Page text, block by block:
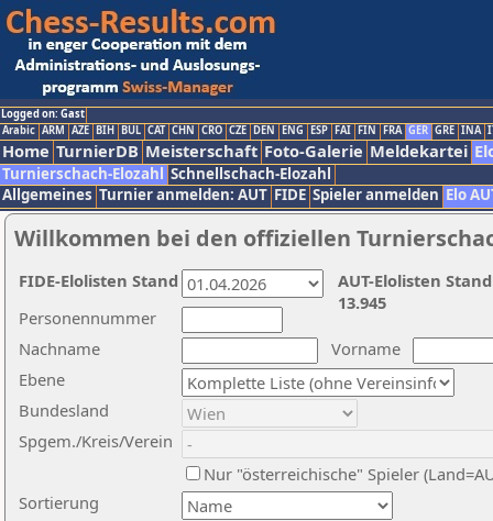
Logged on: Gast
Arabic ARM AZE BIH BUL CAT CHN CRO CZE DEN ENG ESP FAI FIN FRA GER GRE INA
Home TurnierDB Meisterschaft Foto-Galerie Meldekartei
Turnierschach-Elozahl Schnellschach-Elozahl
Allgemeines Turnier anmelden: AUT FIDE Spieler anmelden Elo
Willkommen bei den offiziellen
Nachname
Vorname
Ebene
Sortierung
Personennummer
Bundesland
Spgem./Kreis/Verein
Nur "österreichische" Spieler
AUT-Elolisten
13.945
FIDE-Elolisten Stand